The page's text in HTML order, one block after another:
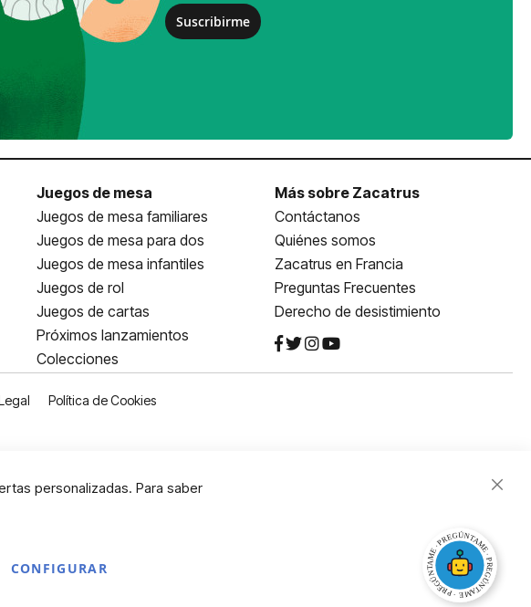
Suscribirme
Juegos de mesa
Juegos de mesa familiares
Juegos de mesa para dos
Juegos de mesa infantiles
Juegos de rol
Juegos de cartas
Próximos lanzamientos
Colecciones
Más sobre Zacatrus
Contáctanos
Quiénes somos
Zacatrus en Francia
Preguntas Frecuentes
Derecho de desistimiento
Política de Cookies
personalizadas. Para saber
CONFIGURAR